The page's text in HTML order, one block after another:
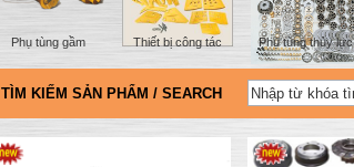
Phụ tùng gầm Thiết bị công tác Phụ tùng thủy lực
TÌM KIẾM SẢN PHẨM / SEARCH